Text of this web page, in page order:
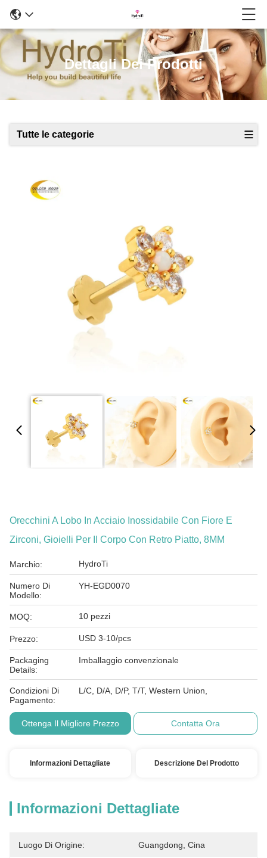
Dettagli Dei Prodotti
Tutte le categorie
Orecchini A Lobo In Acciaio Inossidabile Con Fiore E
Zirconi, Gioielli Per Il Corpo Con Retro Piatto, 8MM
Marchio: HydroTi
Numero Di
Modello:
YH-EGD0070
MOQ: 10 pezzi
Prezzo: USD 3-10/pcs
Packaging
Details:
Imballaggio convenzionale
Condizioni Di
Pagamento:
L/C, D/A, D/P, T/T, Western Union,
Ottenga Il Migliore Prezzo Contatta Ora
Informazioni Dettagliate Descrizione Del Prodotto
Informazioni Dettagliate
Luogo Di Origine: Guangdong, Cina